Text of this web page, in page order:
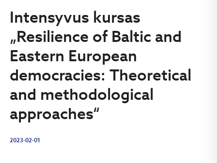
Intensyvus kursas
„Resilience of Baltic and
Eastern European
democracies: Theoretical
and methodological
approaches“
2023-02-01